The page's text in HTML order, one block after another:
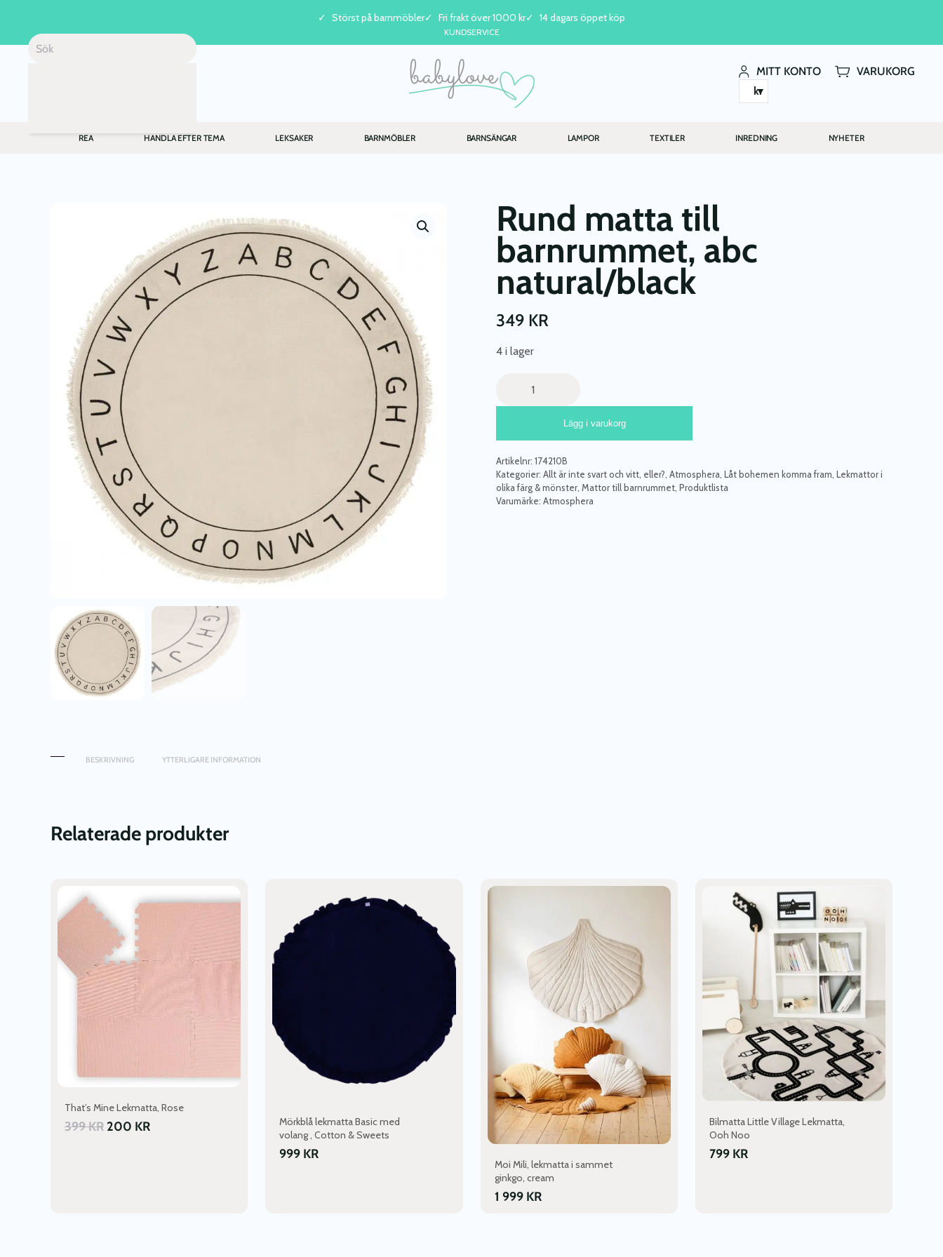
Skip to main content
Störst på barnmöbler Fri frakt över 1000 kr 14 dagars öppet köp
KUNDSERVICE
MITT KONTO
VARUKORG
kr
REA HANDLA EFTER TEMA LEKSAKER BARNMÖBLER BARNSÄNGAR LAMPOR TEXTILER INREDNING NYHETER
Rund matta till
barnrummet, abc
natural/black
349 KR
4 i lager
till
abc
natural/black
mängd
Lägg i varukorg
Artikelnr: 174210B
Kategorier: Allt är inte svart och vitt, eller? Atmosphera Låt bohemen komma fram Lekmattor i
olika färg & mönster Mattor till barnrummet Produktlista
Varumärke: Atmosphera
BESKRIVNING YTTERLIGARE INFORMATION
Relaterade produkter
That’s Mine Lekmatta, Rose
399KR 200 KR
Mörkblå lekmatta Basic med
volang , Cotton & Sweets
999 KR
Moi Mili, lekmatta i sammet
ginkgo, cream
1 999 KR
Bilmatta Little Village Lekmatta,
Ooh Noo
799 KR